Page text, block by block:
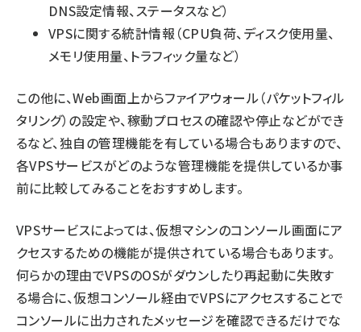
DNS設定情報、ステータスなど）
VPSに関する統計情報（CPU負荷、ディスク使用量、
メモリ使用量、トラフィック量など）
この他に、Web画面上からファイアウォール（パケットフィル
タリング）の設定や、稼動プロセスの確認や停止などができ
るなど、独自の管理機能を有している場合もありますので、
各VPSサービスがどのような管理機能を提供しているか事
前に比較してみることをおすすめします。
VPSサービスによっては、仮想マシンのコンソール画面にア
クセスするための機能が提供されている場合もあります。
何らかの理由でVPSのOSがダウンしたり再起動に失敗す
る場合に、仮想コンソール経由でVPSにアクセスすることで
コンソールに出力されたメッセージを確認できるだけでな